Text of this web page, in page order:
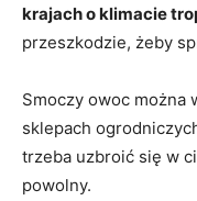
krajach o klimacie
przeszkodzie, żeby
Smoczy owoc można
sklepach
trzeba uzbroić się w
powolny.